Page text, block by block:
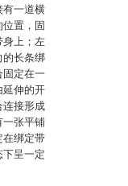
有一道横
置，固
身上；左
的长条绑
固定在一
延伸的开
连接形成
一张平铺
在绑定带
呈一定